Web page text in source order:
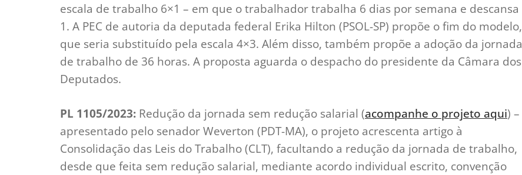
escala de trabalho 6×1 – em que o trabalhador trabalha 6 dias por semana e descansa
1. A PEC de autoria da deputada federal Erika Hilton (PSOL-SP) propõe o fim do modelo,
que seria substituído pela escala 4×3. Além disso, também propõe a adoção da jornada
de trabalho de 36 horas. A proposta aguarda o despacho do presidente da Câmara dos
Deputados.
PL 1105/2023: Redução da jornada sem redução salarial (acompanhe o projeto aqui) –
apresentado pelo senador Weverton (PDT-MA), o projeto acrescenta artigo à
Consolidação das Leis do Trabalho (CLT), facultando a redução da jornada de trabalho,
desde que feita sem redução salarial, mediante acordo individual escrito, convenção